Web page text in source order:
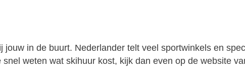
in de buurt. Nederlander telt veel sportwinkels en
snel weten wat skihuur kost, kijk dan even op de website